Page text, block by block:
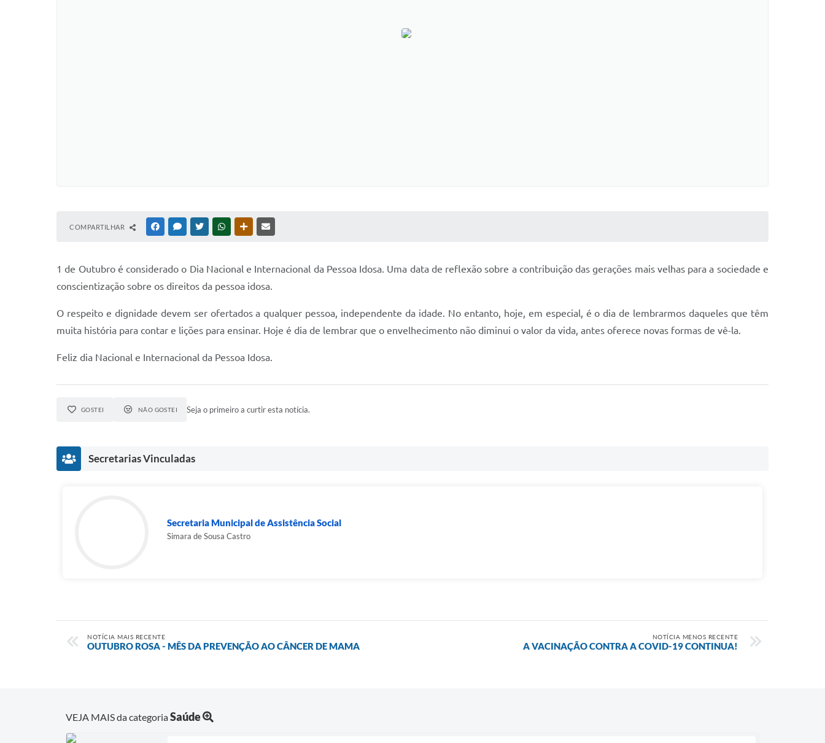
COMPARTILHAR FACEBOOKMESSENGER
TWITTERWHATSAPPOUTRAS MÍDIAS
1 de Outubro é considerado o Dia Nacional e Internacional da Pessoa Idosa. Uma data de reflexão sobre a contribuição das gerações mais velhas para a sociedade e
conscientização sobre os direitos da pessoa idosa.
O respeito e dignidade devem ser ofertados a qualquer pessoa, independente da idade. No entanto, hoje, em especial, é o dia de lembrarmos daqueles que têm
muita história para contar e lições para ensinar. Hoje é dia de lembrar que o envelhecimento não diminui o valor da vida, antes oferece novas formas de vê-la.
Feliz dia Nacional e Internacional da Pessoa Idosa.
GOSTEI NÃO GOSTEI Seja o primeiro a curtir esta notícia.
Secretarias Vinculadas
Secretaria Municipal de Assistência Social
Simara de Sousa Castro
NOTÍCIA MAIS RECENTE
OUTUBRO ROSA - MÊS DA PREVENÇÃO AO CÂNCER DE MAMA
NOTÍCIA MENOS RECENTE
A VACINAÇÃO CONTRA A COVID-19 CONTINUA!
VEJA MAIS da categoriaSaúde